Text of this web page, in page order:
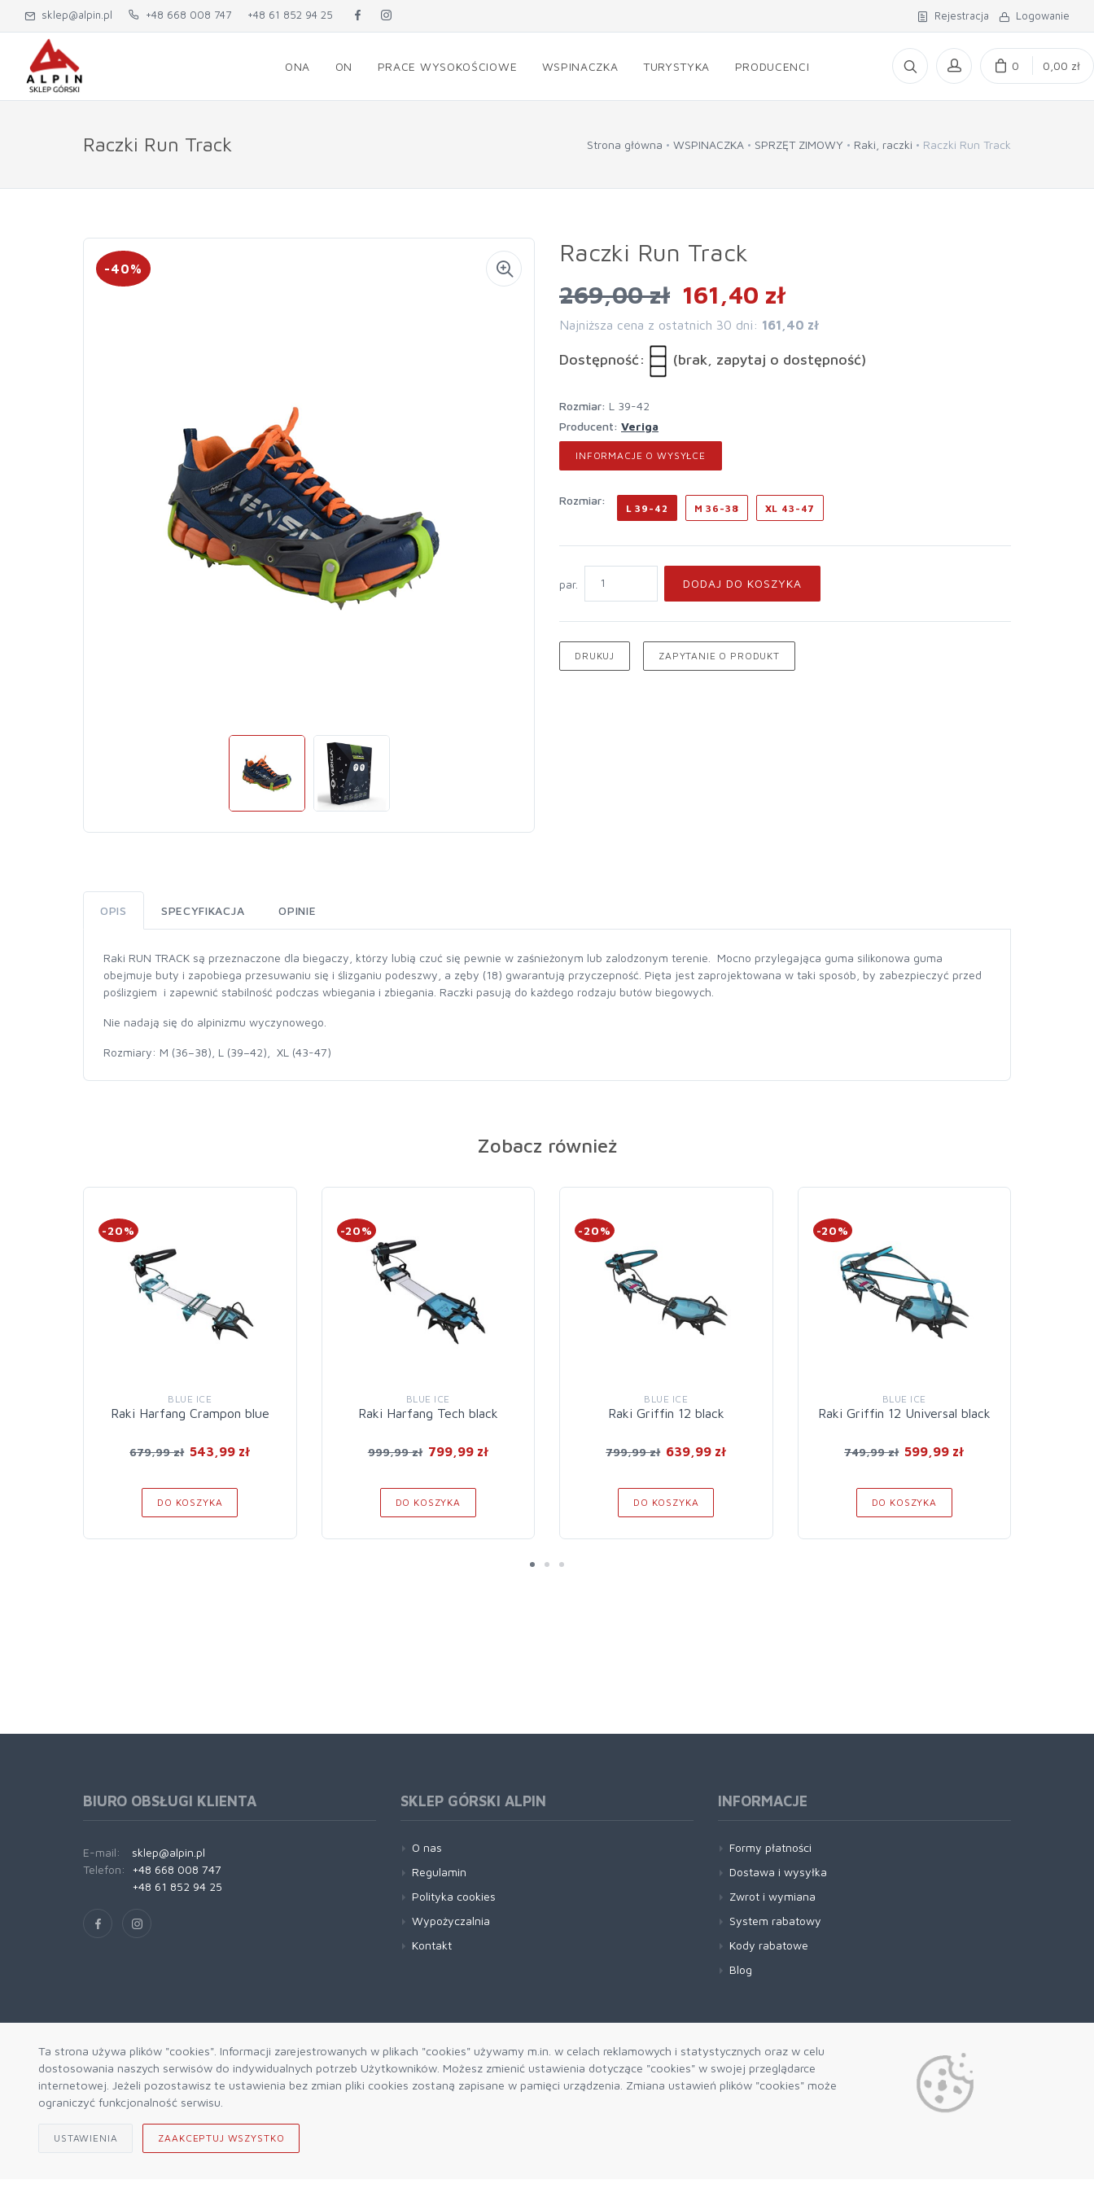
Ta strona używa plików "cookies". Informacji zarejestrowanych w plikach "cookies" używamy m.in. w celach reklamowych i statystycznych oraz w celu
dostosowania naszych serwisów do indywidualnych potrzeb Użytkowników. Możesz zmienić ustawienia dotyczące "cookies" w swojej przeglądarce
internetowej. Jeżeli pozostawisz te ustawienia bez zmian pliki cookies zostaną zapisane w pamięci urządzenia. Zmiana ustawień plików "cookies" może
ograniczyć funkcjonalność serwisu.
USTAWIENIA ZAAKCEPTUJ WSZYSTKO
sklep@alpin.pl +48 668 008 747 +48 61 852 94 25 Rejestracja Logowanie
ONA ON PRACE WYSOKOŚCIOWE WSPINACZKA TURYSTYKA PRODUCENCI 0 0,00 zł
Raczki Run Track Strona główna WSPINACZKA SPRZĘT ZIMOWY Raki, raczki Raczki Run Track
-40%
Raczki Run Track
269,00 zł 161,40 zł
Najniższa cena z ostatnich 30 dni: 161,40 zł
Dostępność: (brak, zapytaj o dostępność)
rozmiar: L 39-42
Producent: Veriga
INFORMACJE O WYSYŁCE
rozmiar:
L 39-42 M 36-38 XL 43-47
par. DODAJ DO KOSZYKA
DRUKUJ ZAPYTANIE O PRODUKT
OPIS SPECYFIKACJA OPINIE
Raki RUN TRACK są przeznaczone dla biegaczy, którzy lubią czuć się pewnie w zaśnieżonym lub zalodzonym terenie. Mocno przylegająca guma silikonowa guma
obejmuje buty i zapobiega przesuwaniu się i ślizganiu podeszwy, a zęby (18) gwarantują przyczepność. Pięta jest zaprojektowana w taki sposób, by zabezpieczyć przed
poślizgiem i zapewnić stabilność podczas wbiegania i zbiegania. Raczki pasują do każdego rodzaju butów biegowych.
Nie nadają się do alpinizmu wyczynowego.
Rozmiary: M (36–38), L (39–42), XL (43-47)
Zobacz również
-20%
BLUE ICE
Raki Harfang Crampon blue
679,99 zł 543,99 zł
DO KOSZYKA
-20%
BLUE ICE
Raki Harfang Tech black
999,99 zł 799,99 zł
DO KOSZYKA
-20%
BLUE ICE
Raki Griffin 12 black
799,99 zł 639,99 zł
DO KOSZYKA
-20%
BLUE ICE
Raki Griffin 12 Universal black
749,99 zł 599,99 zł
DO KOSZYKA
BIURO OBSŁUGI KLIENTA
E-mail:
sklep@alpin.pl
Telefon:
+48 668 008 747
+48 61 852 94 25
SKLEP GÓRSKI ALPIN
O nas
Regulamin
Polityka cookies
Wypożyczalnia
Kontakt
INFORMACJE
Formy płatności
Dostawa i wysyłka
Zwrot i wymiana
System rabatowy
Kody rabatowe
Blog